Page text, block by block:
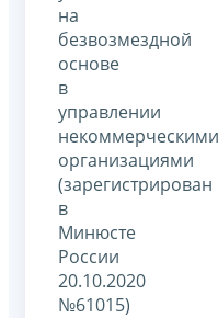
на
безвозмездной
основе
в
управлении
некоммерческими
организациями
(зарегистрирован
в
Минюсте
России
20.10.2020
№61015)